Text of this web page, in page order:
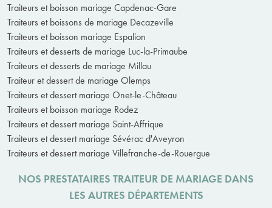
Traiteurs et boisson mariage Capdenac-Gare
Traiteurs et boissons de mariage Decazeville
Traiteurs et boisson mariage Espalion
Traiteurs et desserts de mariage Luc-la-Primaube
Traiteurs et desserts de mariage Millau
Traiteur et dessert de mariage Olemps
Traiteurs et dessert mariage Onet-le-Château
Traiteurs et boisson mariage Rodez
Traiteurs et dessert mariage Saint-Affrique
Traiteurs et dessert mariage Sévérac d'Aveyron
Traiteurs et dessert mariage Villefranche-de-Rouergue
NOS PRESTATAIRES TRAITEUR DE MARIAGE DANS
LES AUTRES DÉPARTEMENTS